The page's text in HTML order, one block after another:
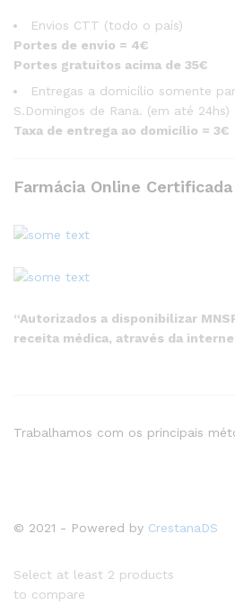
Envios CTT (todo o país)
Portes de envio = 4€
Portes gratuitos acima de 35€
Entregas a domicílio somente
S.Domingos de Rana. (em até 24hs)
Taxa de entrega ao domicílio = 3€
Farmácia Online Certificada
“Autorizados a disponibilizar
receita médica, através da
© 2021 - Powered by CrestanaDS
Trabalhamos com os principais
Select at least 2 products
to compare